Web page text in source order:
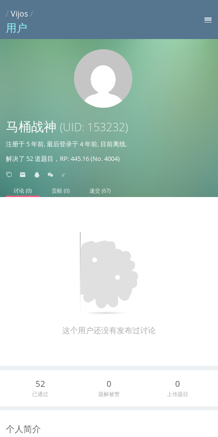
/Vijos /
用户
马桶战神 (UID: 153232)
注册于 5 年前, 最后登录于4 年前, 目前离线.
解决了 52 道题目，RP: 445.16 (No. 4004)
♂
讨论 (0) 贡献 (0) 递交 (67)
这个用户还没有发布过讨论
52
已通过
0
题解被赞
0
上传题目
个人简介